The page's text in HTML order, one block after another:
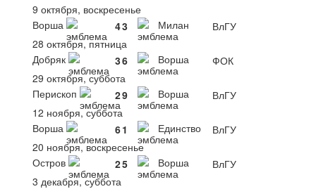
9 октября, воскресенье
Ворша
43 Милан
ВлГУ
28 октября, пятница
Добряк
36 Ворша
ФОК
29 октября, суббота
Перископ
29 Ворша
ВлГУ
12 ноября, суббота
Ворша
61 Единство
ВлГУ
20 ноября, воскресенье
Остров
25 Ворша
ВлГУ
3 декабря, суббота